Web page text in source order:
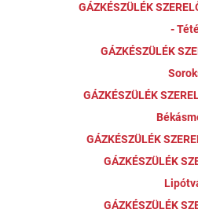
GÁZKÉSZÜLÉK
-
GÁZKÉSZÜLÉK
GÁZKÉSZÜLÉK
GÁZKÉSZÜLÉK
GÁZKÉSZÜLÉK
GÁZKÉSZÜLÉK